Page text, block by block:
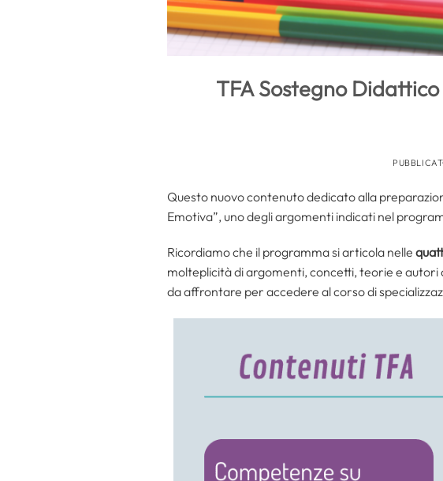
TFA Sostegno
Questo nuovo contenuto dedicato alla
Emotiva”, uno degli argomenti indicati nel
Ricordiamo che il programma si articola nelle
molteplicità di argomenti, concetti, teorie e autori
da affrontare per accedere al corso di